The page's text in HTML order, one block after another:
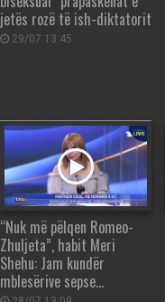
jetës rozë të ish-diktatorit
29/07 13:45
“Nuk më pëlqen Romeo-
Zhuljeta”, habit Meri
Shehu: Jam kundër
mblesërive sepse…